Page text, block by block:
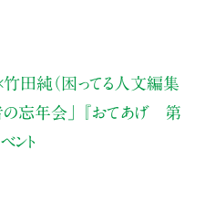
田純（困ってる人文編集
忘年会」
『おてあげ 第
ント